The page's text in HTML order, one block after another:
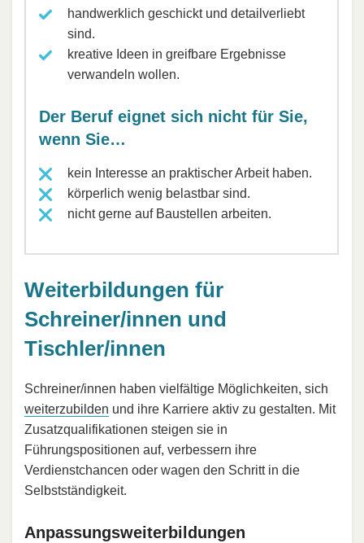
handwerklich geschickt und detailverliebt
sind.
kreative Ideen in greifbare Ergebnisse
verwandeln wollen.
Der Beruf eignet sich nicht für Sie,
wenn Sie…
kein Interesse an praktischer Arbeit haben.
körperlich wenig belastbar sind.
nicht gerne auf Baustellen arbeiten.
Weiterbildungen für
Schreiner/innen und
Tischler/innen
Schreiner/innen haben vielfältige Möglichkeiten, sich
weiterzubilden und ihre Karriere aktiv zu gestalten. Mit
Zusatzqualifikationen steigen sie in
Führungspositionen auf, verbessern ihre
Verdienstchancen oder wagen den Schritt in die
Selbstständigkeit.
Anpassungsweiterbildungen